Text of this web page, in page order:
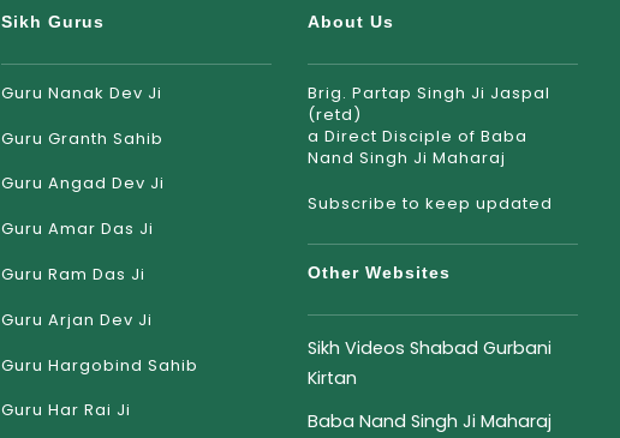
Sikh Gurus
Guru Nanak Dev Ji
Guru Granth Sahib
Guru Angad Dev Ji
Guru Amar Das Ji
Guru Ram Das Ji
Guru Arjan Dev Ji
Guru Hargobind Sahib
Guru Har Rai Ji
About Us
Brig. Partap Singh Ji Jaspal
(retd)
a Direct Disciple of Baba
Nand Singh Ji Maharaj
Subscribe to keep updated
Other Websites
Sikh Videos Shabad Gurbani
Kirtan
Baba Nand Singh Ji Maharaj